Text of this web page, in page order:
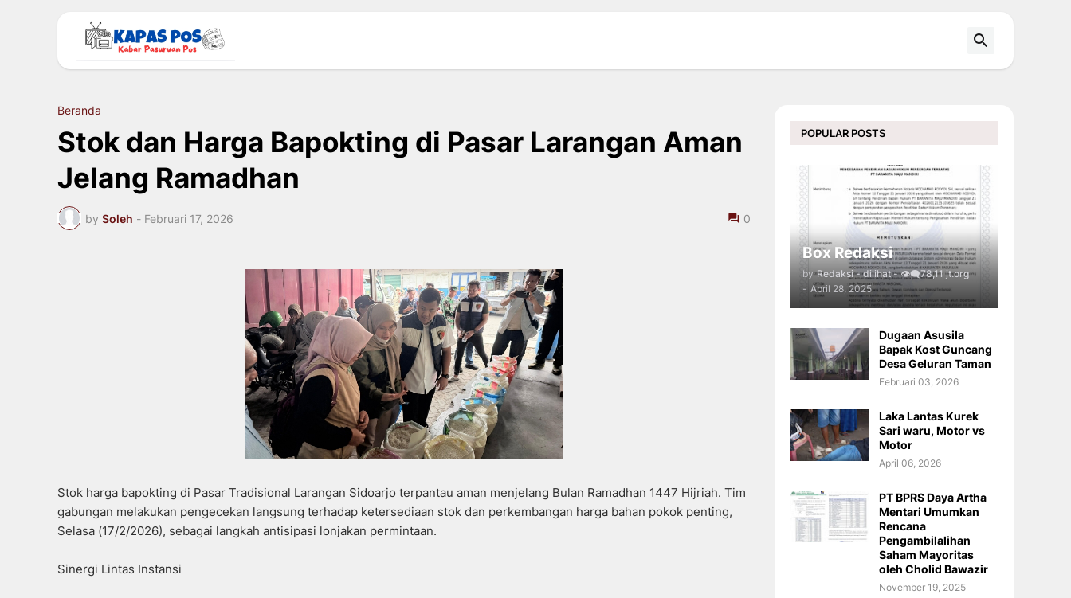
Beranda
Stok dan Harga Bapokting di Pasar Larangan Aman
Jelang Ramadhan
by Soleh - Februari 17, 2026 0
Stok harga bapokting di Pasar Tradisional Larangan Sidoarjo terpantau aman menjelang Bulan Ramadhan 1447 Hijriah. Tim
gabungan melakukan pengecekan langsung terhadap ketersediaan stok dan perkembangan harga bahan pokok penting,
Selasa (17/2/2026), sebagai langkah antisipasi lonjakan permintaan.
Sinergi Lintas Instansi
POPULAR POSTS
Box Redaksi
by Redaksi - dilihat - 👁️‍🗨️78,11 jt.org
- April 28, 2025
Dugaan Asusila
Bapak Kost Guncang
Desa Geluran Taman
Februari 03, 2026
Laka Lantas Kurek
Sari waru, Motor vs
Motor
April 06, 2026
PT BPRS Daya Artha
Mentari Umumkan
Rencana
Pengambilalihan
Saham Mayoritas
oleh Cholid Bawazir
November 19, 2025